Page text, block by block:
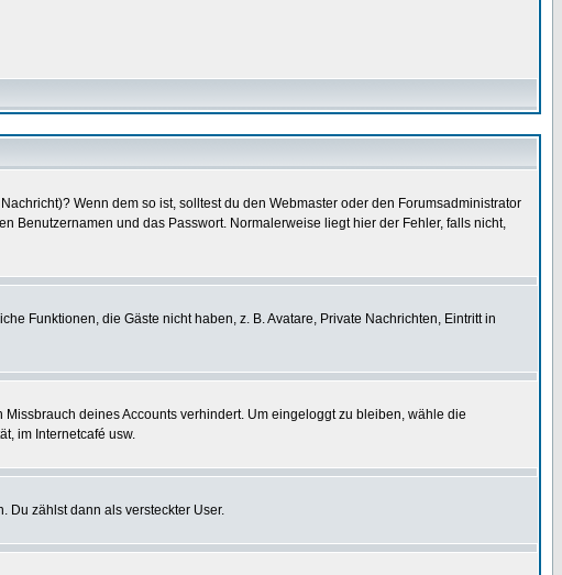
Wenn dem so ist, solltest du den Webmaster oder den Forumsadministrator
Benutzernamen und das Passwort. Normalerweise liegt hier der Fehler, falls nicht,
Funktionen, die Gäste nicht haben, z. B. Avatare, Private Nachrichten, Eintritt in
deines Accounts verhindert. Um eingeloggt zu bleiben, wähle die
im Internetcafé usw.
Du zählst dann als versteckter User.